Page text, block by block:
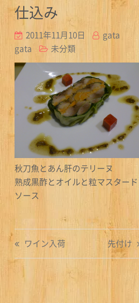
仕込み
2011年11月10日
gata
gata
未分類
秋刀魚とあん肝のテリーヌ
熟成黒酢とオイルと粒マスタード
ソース
投
稿
ナ
ワイン入荷 先付け